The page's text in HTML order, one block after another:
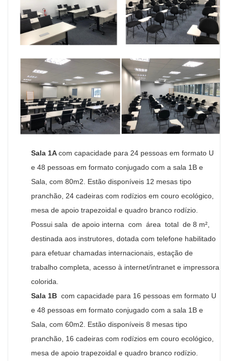
Sala 1Acom capacidade para 24 pessoas em formato U
e 48 pessoas em formato conjugado com a sala 1B e
Sala, com 80m2. Estão disponíveis 12 mesas tipo
pranchão, 24 cadeiras com rodízios em couro ecológico,
mesa de apoio trapezoidal e quadro branco rodízio.
Possui sala de apoio interna com área total de 8 m²,
destinada aos instrutores, dotada com telefone habilitado
para efetuar chamadas internacionais, estação de
trabalho completa, acesso à internet/intranet e impressora
colorida.
Sala 1B com capacidade para 16 pessoas em formato U
e 48 pessoas em formato conjugado com a sala 1B e
Sala, com 60m2. Estão disponíveis 8 mesas tipo
pranchão, 16 cadeiras com rodízios em couro ecológico,
mesa de apoio trapezoidal e quadro branco rodízio.